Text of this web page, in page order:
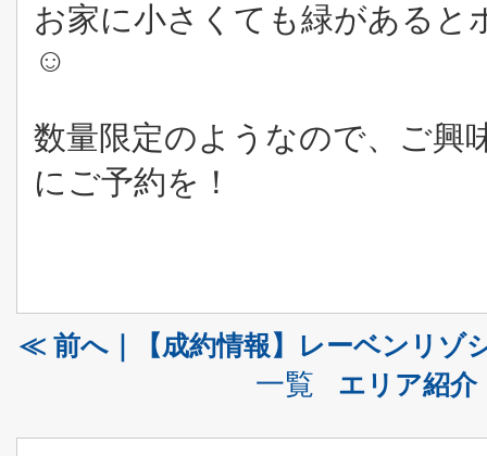
お家に小さくても緑があると
☺
数量限定のようなので、ご興
にご予約を！
≪ 前へ｜【成約情報】レーベンリゾ
一覧 エリア紹